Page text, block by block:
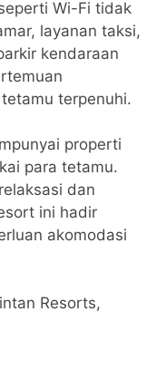
Wi-Fi tidak
layanan taksi,
kendaraan
terpenuhi.
properti
para tetamu.
dan
ini hadir
akomodasi
Resorts,